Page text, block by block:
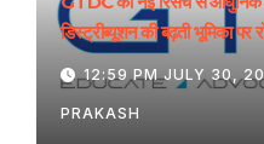
डिस्ट्रीब्यूशन की बढ़ती भूमिका पर
12:59 PM JULY 30,
PRAKASH